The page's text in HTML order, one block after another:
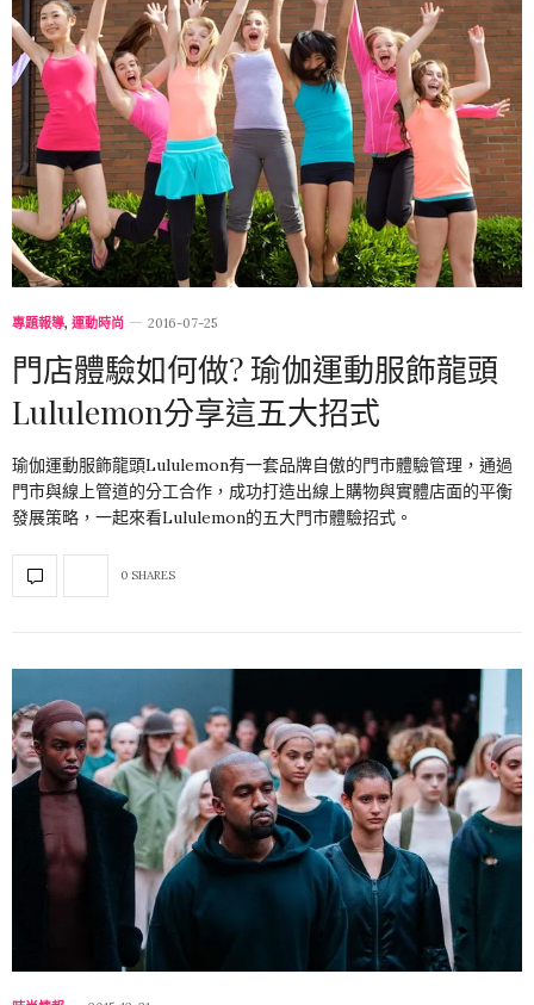
專題報導, 運動時尚 2016-07-25
門店體驗如何做? 瑜伽運動服飾龍頭
Lululemon分享這五大招式
瑜伽運動服飾龍頭Lululemon有一套品牌自傲的門市體驗管理，通過
門市與線上管道的分工合作，成功打造出線上購物與實體店面的平衡
發展策略，一起來看Lululemon的五大門市體驗招式。
0 SHARES